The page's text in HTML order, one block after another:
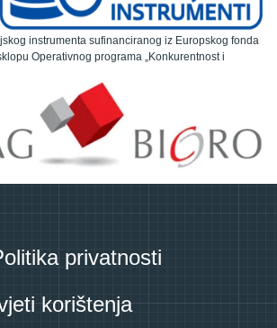
instrumenta sufinanciranog iz Europskog fonda
Operativnog programa „Konkurentnost i
privatnosti
korištenja